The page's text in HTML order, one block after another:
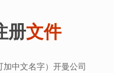
册文件
中文名字）开曼公司